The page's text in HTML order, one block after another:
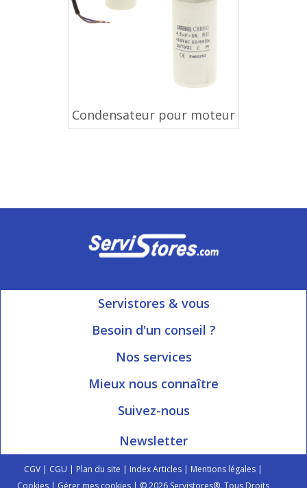
Condensateur pour moteur
Servistores & vous
Mon compte
Besoin d'un conseil ?
Ouvert du Lundi au Vendredi
Nos services
Informations livraison
Blog Servistores
Plan du site
Index articles
Mieux nous connaître
Qui sommes-nous?
Engagé avec vous
On parle de nous
Suivez-nous
Newsletter
CGV | CGU | Plan du site | Index Articles | Mentions légales |
Cookies | Gérer mes cookies | © 2026 Servistores®. Tous Droits